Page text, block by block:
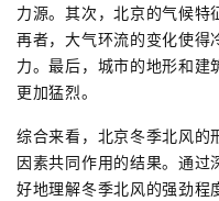
力源。其次，北京的气候特
再者，大气环流的变化使得
力。最后，城市的地形和建
更加猛烈。
综合来看，北京冬季北风的
因素共同作用的结果。通过
好地理解冬季北风的强劲程